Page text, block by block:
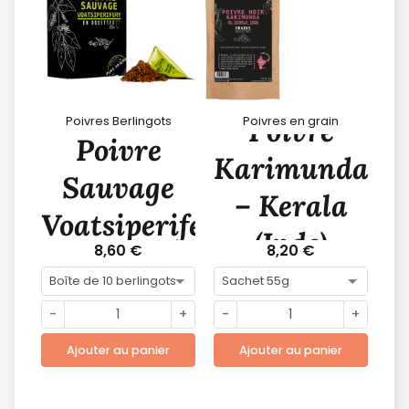
Poivres Berlingots
Poivre
Sauvage
Voatsiperifery
8,60 €
- +
Ajouter au panier
Poivres en grain
Poivre
Karimunda
– Kerala
(Inde)
8,20 €
- +
Ajouter au panier